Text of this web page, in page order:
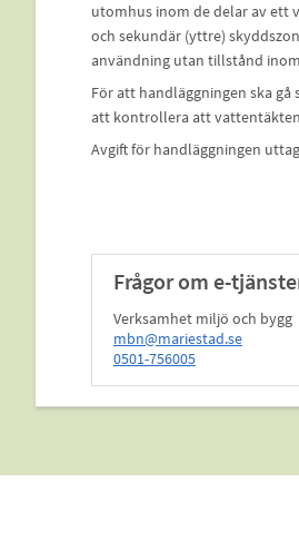
utomhus inom de delar av ett
och sekundär (yttre)
användning utan tillstånd
För att handläggningen ska
att kontrollera att
Avgift för handläggningen
Frågor om e-
Verksamhet miljö och bygg
mbn@mariestad.se
0501-756005